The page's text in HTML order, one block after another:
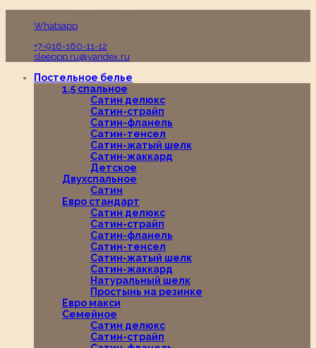
Whatsapp
+7-916-160-11-12
sleeppp.ru@yandex.ru
Постельное белье
1,5 спальное
Сатин делюкс
Сатин-страйп
Сатин-фланель
Сатин-тенсел
Сатин-жатый шелк
Сатин-жаккард
Детское
Двухспальное
Сатин
Евро стандарт
Сатин делюкс
Сатин-страйп
Сатин-фланель
Сатин-тенсел
Сатин-жатый шелк
Сатин-жаккард
Натуральный шелк
Простынь на резинке
Евро макси
Семейное
Сатин делюкс
Сатин-страйп